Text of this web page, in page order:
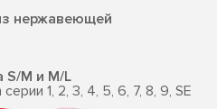
нержавеющей
S/M и M/L
1, 2, 3, 4, 5, 6, 7, 8, 9, SE